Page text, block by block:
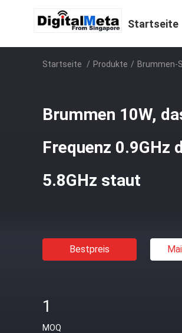
Startseite
Startseite / Produkte / Brummen-
Brummen 10W,
Frequenz 0.9GHz
5.8GHz staut
Bestpreis
1
MOQ